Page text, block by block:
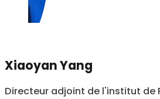
Xiaoyan Yang
Directeur adjoint de l'institut de